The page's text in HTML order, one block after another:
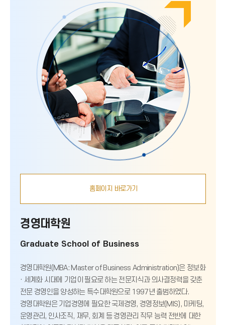
홈페이지 바로가기
경영대학원
Graduate School of Business
경영대학원(MBA: Master of Business Administration)은 정보화
· 세계화 시대에 기업이 필요로 하는 전문지식과 의사결정력을 갖춘
전문 경영인을 양성하는 특수대학원으로 1997년 출범하였다.
경영대학원은 기업경영에 필요한 국제경영, 경영정보(MIS), 마케팅,
운영관리, 인사조직, 재무, 회계 등 경영관리 직무 능력 전반에 대한